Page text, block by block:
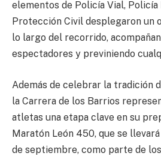
elementos de Policía Vial,
Protección Civil desplegaron un
lo largo del recorrido,
espectadores y previniendo
Además de celebrar la tradición
la Carrera de los Barrios
atletas una etapa clave en su
Maratón León 450, que se
de septiembre, como parte de